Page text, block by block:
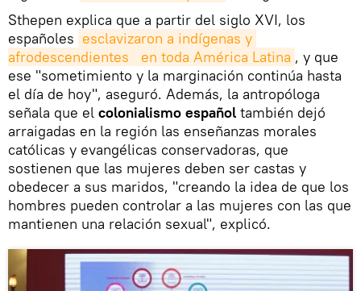
Sthepen explica que a partir del siglo XVI, los
españoles esclavizaron a indígenas y
afrodescendientes
en toda América Latina , y que
ese "sometimiento y la marginación continúa hasta
el día de hoy", aseguró. Además, la antropóloga
señala que el colonialismo español también dejó
arraigadas en la región las enseñanzas morales
católicas y evangélicas conservadoras, que
sostienen que las mujeres deben ser castas y
obedecer a sus maridos, "creando la idea de que los
hombres pueden controlar a las mujeres con las que
mantienen una relación sexual", explicó.